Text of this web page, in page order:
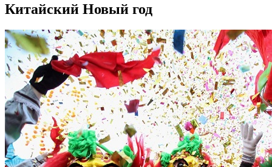
Китайский Новый год